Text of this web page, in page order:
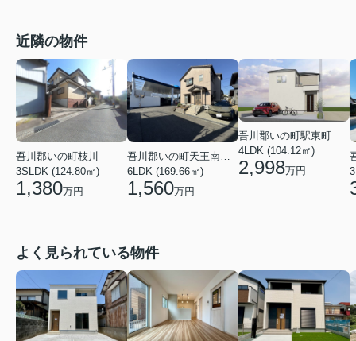
近隣の物件
吾川郡いの町枝川
3SLDK (124.80㎡)
1,380万円
吾川郡いの町天王南５丁目
6LDK (169.66㎡)
1,560万円
吾川郡いの町駅東町
4LDK (104.12㎡)
2,998万円
よく見られている物件